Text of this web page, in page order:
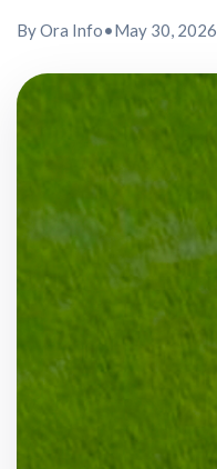
By Ora Info•May 30, 2026